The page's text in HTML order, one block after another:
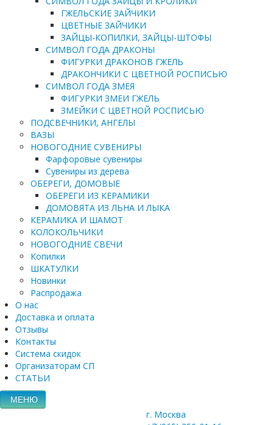
ГЖЕЛЬСКИЕ ЗАЙЧИКИ
ЦВЕТНЫЕ ЗАЙЧИКИ
ЗАЙЦЫ-КОПИЛКИ, ЗАЙЦЫ-ШТОФЫ
СИМВОЛ ГОДА ДРАКОНЫ
ФИГУРКИ ДРАКОНОВ ГЖЕЛЬ
ДРАКОНЧИКИ С ЦВЕТНОЙ РОСПИСЬЮ
СИМВОЛ ГОДА ЗМЕЯ
ФИГУРКИ ЗМЕИ ГЖЕЛЬ
ЗМЕЙКИ С ЦВЕТНОЙ РОСПИСЬЮ
ПОДСВЕЧНИКИ, АНГЕЛЫ
ВАЗЫ
НОВОГОДНИЕ СУВЕНИРЫ
Фарфоровые сувениры
Сувениры из дерева
ОБЕРЕГИ, ДОМОВЫЕ
ОБЕРЕГИ ИЗ КЕРАМИКИ
ДОМОВЯТА ИЗ ЛЬНА И ЛЫКА
КЕРАМИКА И ШАМОТ
КОЛОКОЛЬЧИКИ
НОВОГОДНИЕ СВЕЧИ
Копилки
ШКАТУЛКИ
Новинки
Распродажа
О нас
Доставка и оплата
Отзывы
Контакты
Система скидок
Организаторам СП
СТАТЬИ
МЕНЮ
г. Москва